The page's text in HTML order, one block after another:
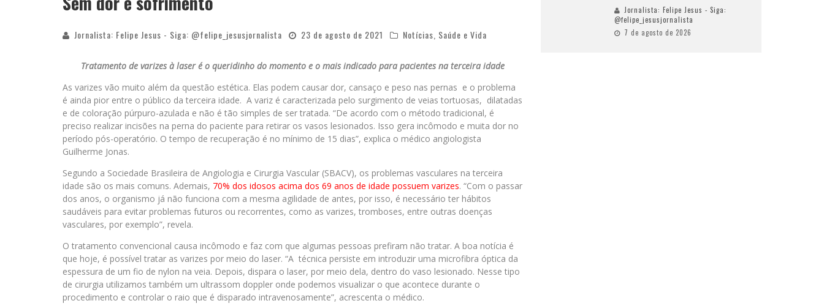
Jornalista: Felipe Jesus - Siga: @felipe_jesusjornalista 23 de agosto de 2021 Notícias Saúde e Vida
Tratamento de varizes à laser é o queridinho do momento e o mais indicado para pacientes na terceira idade
As varizes vão muito além da questão estética. Elas podem causar dor, cansaço e peso nas pernas e o problema
é ainda pior entre o público da terceira idade. A variz é caracterizada pelo surgimento de veias tortuosas, dilatadas
e de coloração púrpuro-azulada e não é tão simples de ser tratada. “De acordo com o método tradicional, é
preciso realizar incisões na perna do paciente para retirar os vasos lesionados. Isso gera incômodo e muita dor no
período pós-operatório. O tempo de recuperação é no mínimo de 15 dias”, explica o médico angiologista
Guilherme Jonas.
Segundo a Sociedade Brasileira de Angiologia e Cirurgia Vascular (SBACV), os problemas vasculares na terceira
idade são os mais comuns. Ademais, 70% dos idosos acima dos 69 anos de idade possuem varizes. “Com o passar
dos anos, o organismo já não funciona com a mesma agilidade de antes, por isso, é necessário ter hábitos
saudáveis para evitar problemas futuros ou recorrentes, como as varizes, tromboses, entre outras doenças
vasculares, por exemplo”, revela.
O tratamento convencional causa incômodo e faz com que algumas pessoas prefiram não tratar. A boa notícia é
que hoje, é possível tratar as varizes por meio do laser. “A técnica persiste em introduzir uma microfibra óptica da
espessura de um fio de nylon na veia. Depois, dispara o laser, por meio dela, dentro do vaso lesionado. Nesse tipo
de cirurgia utilizamos também um ultrassom doppler onde podemos visualizar o que acontece durante o
procedimento e controlar o raio que é disparado intravenosamente”, acrescenta o médico.
Jornalista: Felipe Jesus - Siga:
@felipe_jesusjornalista
7 de agosto de 2026